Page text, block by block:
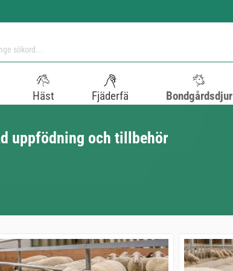
Häst Fjäderfä Bondgårdsdjur
uppfödning och tillbehör